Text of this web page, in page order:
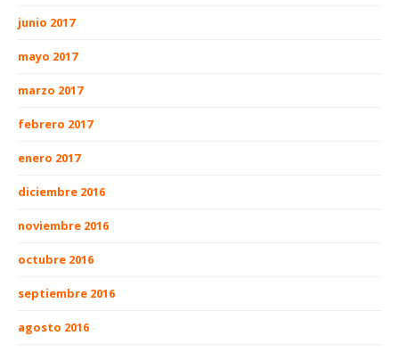
junio 2017
mayo 2017
marzo 2017
febrero 2017
enero 2017
diciembre 2016
noviembre 2016
octubre 2016
septiembre 2016
agosto 2016